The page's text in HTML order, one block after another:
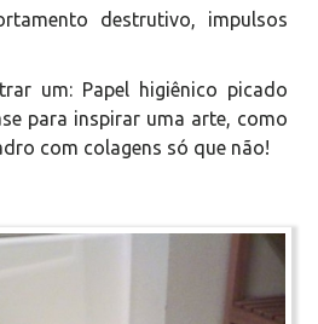
destrutivo, impulsos
um: Papel higiênico picado
para inspirar uma arte, como
com colagens só que não!